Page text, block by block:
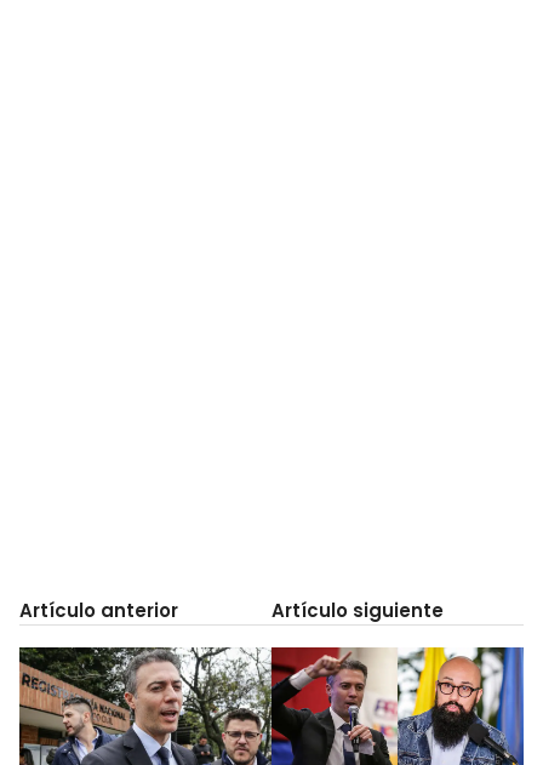
Artículo anterior Artículo siguiente